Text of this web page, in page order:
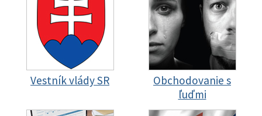
Vestník vlády SR
Obchodovanie s
ľuďmi